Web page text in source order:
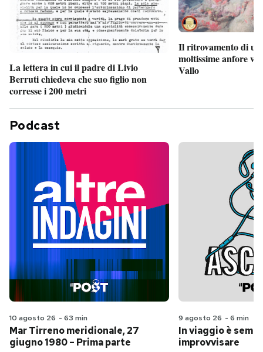
La lettera in cui il padre di Livio
Berruti chiedeva che suo figlio non
corresse i 200 metri
Il ritrovamento di
moltissime anfore
Vallo
Podcast
10 agosto 26 - 63 min
Mar Tirreno meridionale, 27
giugno 1980 – Prima parte
9 agosto 26 - 6 min
In viaggio è
improvvisare